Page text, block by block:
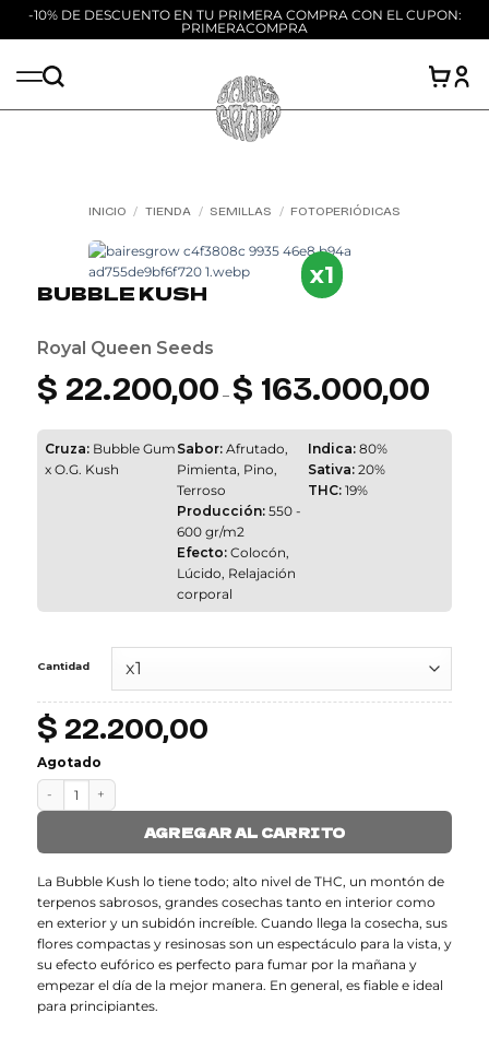
-10% DE DESCUENTO EN TU PRIMERA COMPRA CON EL CUPON:
PRIMERACOMPRA
contenido
INICIO / TIENDA / SEMILLAS / FOTOPERIÓDICAS
Add to
wishlist
x1
BUBBLE KUSH
Royal Queen Seeds
$ 22.200,00 – $ 163.000,00de
$
Cruza: Bubble Gum
x O.G. Kush
Sabor:Afrutado,
Pimienta, Pino,
Terroso
Producción:550 -
600 gr/m2
Efecto:Colocón,
Lúcido, Relajación
corporal
Indica: 80%
Sativa: 20%
THC: 19%
Cantidad
$ 22.200,00
Agotado
BUBBLE KUSH cantidad
AGREGAR AL CARRITO
La Bubble Kush lo tiene todo; alto nivel de THC, un montón de
terpenos sabrosos, grandes cosechas tanto en interior como
en exterior y un subidón increíble. Cuando llega la cosecha, sus
flores compactas y resinosas son un espectáculo para la vista, y
su efecto eufórico es perfecto para fumar por la mañana y
empezar el día de la mejor manera. En general, es fiable e ideal
para principiantes.